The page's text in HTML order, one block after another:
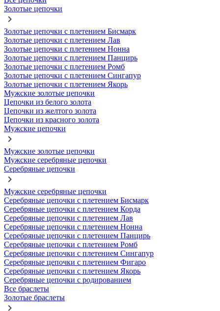
Золотые цепочки
Золотые цепочки с плетением Бисмарк
Золотые цепочки с плетением Лав
Золотые цепочки с плетением Нонна
Золотые цепочки с плетением Панцирь
Золотые цепочки с плетением Ромб
Золотые цепочки с плетением Сингапур
Золотые цепочки с плетением Якорь
Мужские золотые цепочки
Цепочки из белого золота
Цепочки из желтого золота
Цепочки из красного золота
Мужские цепочки
Мужские золотые цепочки
Мужские серебряные цепочки
Серебряные цепочки
Мужские серебряные цепочки
Серебряные цепочки с плетением Бисмарк
Серебряные цепочки с плетением Корда
Серебряные цепочки с плетением Лав
Серебряные цепочки с плетением Нонна
Серебряные цепочки с плетением Панцирь
Серебряные цепочки с плетением Ромб
Серебряные цепочки с плетением Сингапур
Серебряные цепочки с плетением Фигаро
Серебряные цепочки с плетением Якорь
Серебряные цепочки с родированием
Все браслеты
Золотые браслеты